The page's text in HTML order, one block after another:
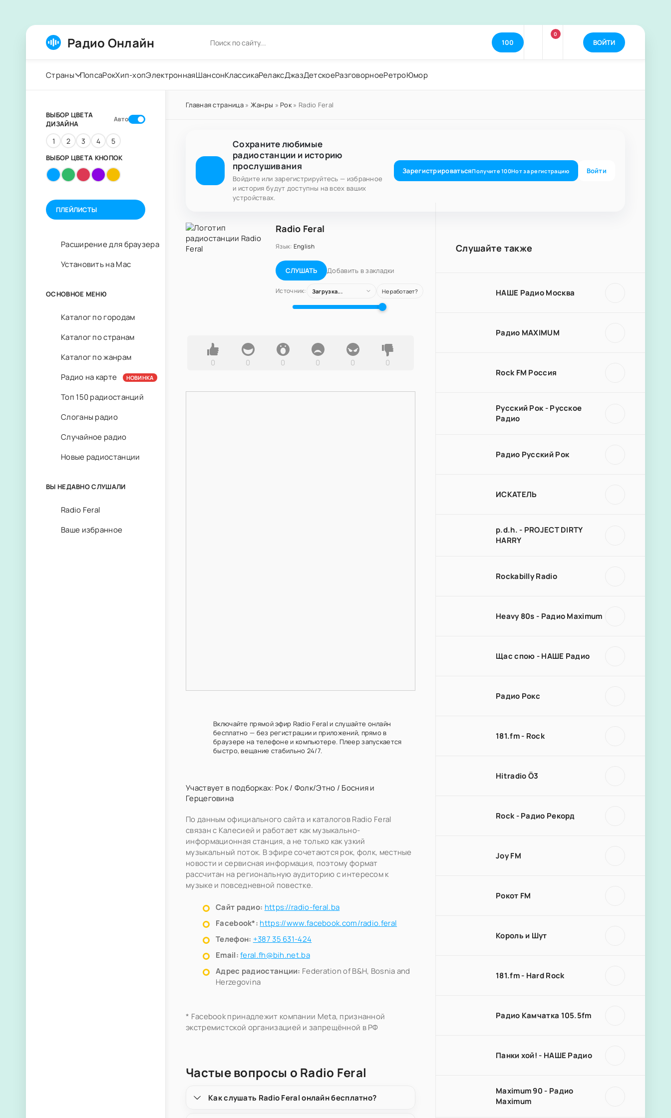
Радио Онлайн 100
0
ВОЙТИ
Страны ПопсаРокХип-хопЭлектроннаяШансонКлассикаРелаксДжазДетскоеРазговорноеРетроЮмор
Главная страница» Жанры » Рок» Radio Feral
Сохраните любимые
радиостанции и историю
прослушивания
Войдите или зарегистрируйтесь — избранное
и история будут доступны на всех ваших
устройствах.
ЗарегистрироватьсяПолучите100Нотза регистрацию Войти
Radio Feral
Язык: English
СЛУШАТЬ Добавить в закладки
Источник: Загрузка... Не работает?
0 0 0 0 0 0
Включайте прямой эфир Radio Feral и слушайте онлайн
бесплатно — без регистрации и приложений, прямо в
браузере на телефоне и компьютере. Плеер запускается
быстро, вещание стабильно 24/7.
Участвует в подборках: Рок/ Фолк/Этно / Босния и
Герцеговина
По данным официального сайта и каталогов Radio Feral
связан с Калесией и работает как музыкально-
информационная станция, а не только как узкий
музыкальный поток. В эфире сочетаются рок, фолк, местные
новости и сервисная информация, поэтому формат
рассчитан на региональную аудиторию с интересом к
музыке и повседневной повестке.
Сайт радио: https://radio-feral.ba
Facebook*: https://www.facebook.com/radio.feral
Телефон: +387 35 631-424
Email:feral.fh@bih.net.ba
Адрес радиостанции: Federation of B&H, Bosnia and
Herzegovina
* Facebook принадлежит компании Meta, признанной
экстремистской организацией и запрещённой в РФ
Частые вопросы о Radio Feral
Как слушать Radio Feral онлайн бесплатно?
Слушайте также
НАШЕ Радио Москва
Радио MAXIMUM
Rock FM Россия
Русский Рок - Русское
Радио
Радио Русский Рок
ИСКАТЕЛЬ
p.d.h. - PROJECT DIRTY
HARRY
Rockabilly Radio
Heavy 80s - Радио Maximum
Щас спою - НАШЕ Радио
Радио Рокс
181.fm - Rock
Hitradio Ö3
Rock - Радио Рекорд
Joy FM
Рокот FM
Король и Шут
181.fm - Hard Rock
Радио Камчатка 105.5fm
Панки хой! - НАШЕ Радио
Maximum 90 - Радио
Maximum
ВЫБОР ЦВЕТА
ДИЗАЙНА
Авто
1 2 3 4 5
ВЫБОР ЦВЕТА КНОПОК
ПЛЕЙЛИСТЫ
Расширение для браузера
Установить на Mac
ОСНОВНОЕ МЕНЮ
Каталог по городам
Каталог по странам
Каталог по жанрам
Радио на карте
НОВИНКА
Топ 150 радиостанций
Слоганы радио
Случайное радио
Новые радиостанции
ВЫ НЕДАВНО СЛУШАЛИ
Radio Feral
Ваше избранное